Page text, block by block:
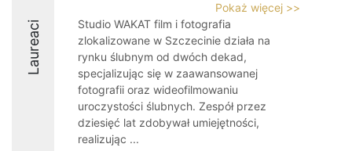
Laureaci
Pokaż więcej >>
Studio WAKAT film i fotografia
zlokalizowane w Szczecinie działa na
rynku ślubnym od dwóch dekad,
specjalizując się w zaawansowanej
fotografii oraz wideofilmowaniu
uroczystości ślubnych. Zespół przez
dziesięć lat zdobywał umiejętności,
realizując ...